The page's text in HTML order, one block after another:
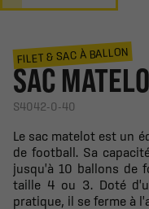
FILET & SAC À BALLON
SAC
S4042-0-40
Le sac matelot est un
de football. Sa
jusqu'à 10 ballons de
taille 4 ou 3. Doté
pratique, il se ferme à